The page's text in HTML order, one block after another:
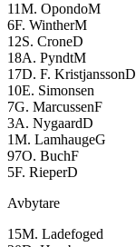
11M. OpondoM
6F. WintherM
12S. CroneD
18A. PyndtM
17D. F. KristjanssonD
10E. Simonsen
7G. MarcussenF
3A. NygaardD
1M. LamhaugeG
97O. BuchF
5F. RieperD
Avbytare
15M. Ladefoged